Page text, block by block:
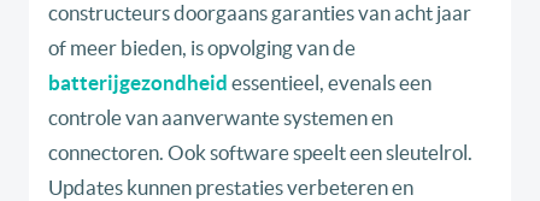
constructeurs doorgaans garanties van acht jaar
of meer bieden, is opvolging van de
batterijgezondheid essentieel, evenals een
controle van aanverwante systemen en
connectoren. Ook software speelt een sleutelrol.
Updates kunnen prestaties verbeteren en